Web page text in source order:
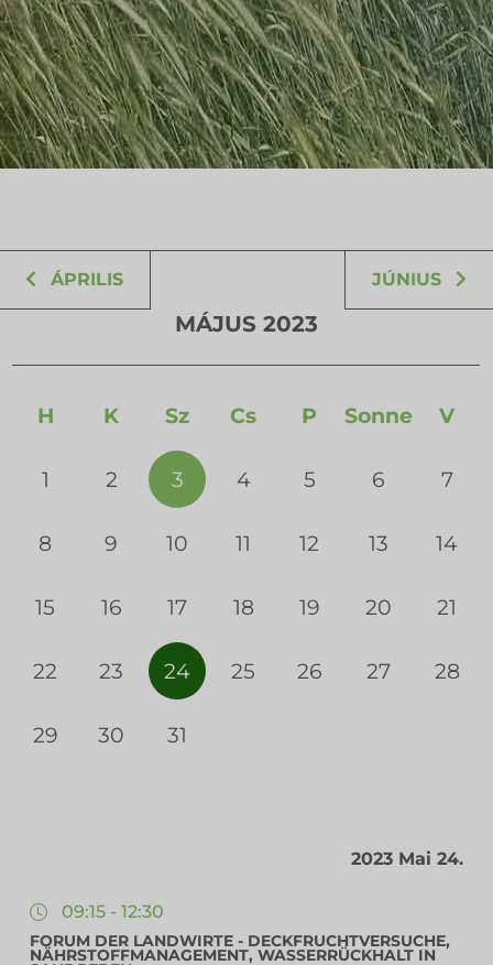
ÁPRILIS JÚNIUS
MÁJUS 2023
H K Sz Cs P Sonne V
1 2 3 4 5 6 7
8 9 10 11 12 13 14
15 16 17 18 19 20 21
22 23 24 25 26 27 28
29 30 31
2023 Mai 24.
09:15 - 12:30
FORUM DER LANDWIRTE - DECKFRUCHTVERSUCHE,
NÄHRSTOFFMANAGEMENT, WASSERRÜCKHALT IN